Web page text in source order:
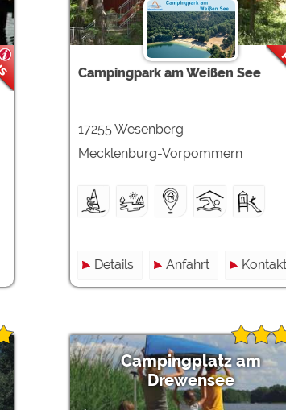
Campingpark am Weißen See
17255 Wesenberg
Mecklenburg-Vorpommern
Details Anfahrt Kontakt
Campingplatz am
Drewensee